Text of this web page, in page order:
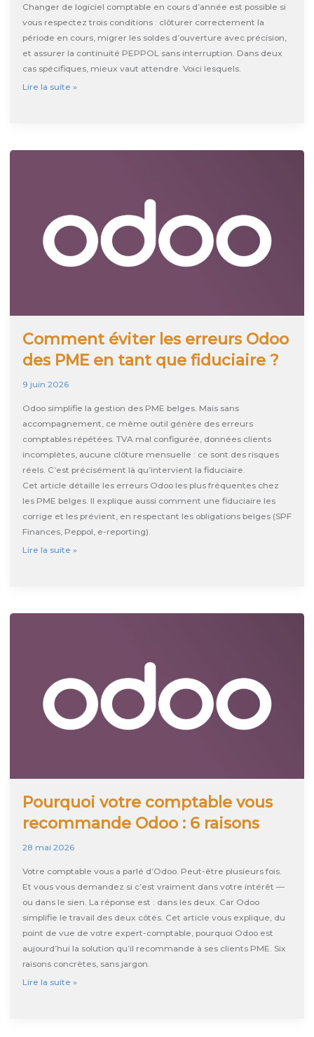
Changer de logiciel comptable en cours d’année est possible si
vous respectez trois conditions : clôturer correctement la
période en cours, migrer les soldes d’ouverture avec précision,
et assurer la continuité PEPPOL sans interruption. Dans deux
cas spécifiques, mieux vaut attendre. Voici lesquels.
Changer
en
Lire la suite »
Comment éviter les erreurs Odoo
des PME en tant que fiduciaire ?
9 juin 2026
Odoo simplifie la gestion des PME belges. Mais sans
accompagnement, ce même outil génère des erreurs
comptables répétées. TVA mal configurée, données clients
incomplètes, aucune clôture mensuelle : ce sont des risques
réels. C’est précisément là qu’intervient la fiduciaire.
Cet article détaille les erreurs Odoo les plus fréquentes chez
les PME belges. Il explique aussi comment une fiduciaire les
corrige et les prévient, en respectant les obligations belges (SPF
Finances, Peppol, e-reporting).
Comment
Odoo
fiduciaire
Lire la suite »
Pourquoi votre comptable vous
recommande Odoo : 6 raisons
28 mai 2026
Votre comptable vous a parlé d’Odoo. Peut-être plusieurs fois.
Et vous vous demandez si c’est vraiment dans votre intérêt —
ou dans le sien. La réponse est : dans les deux. Car Odoo
simplifie le travail des deux côtés. Cet article vous explique, du
point de vue de votre expert-comptable, pourquoi Odoo est
aujourd’hui la solution qu’il recommande à ses clients PME. Six
raisons concrètes, sans jargon.
Pourquoi
Lire la suite »